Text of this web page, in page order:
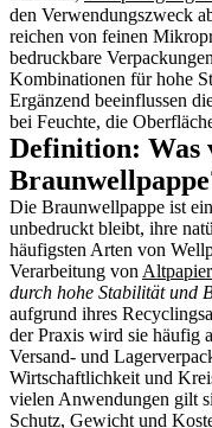
den Verwendungszweck
reichen von feinen
bedruckbare
Kombinationen für hohe
Ergänzend beeinflussen
bei Feuchte, die
Definition: Was
Die Braunwellpappe ist
unbedruckt bleibt, ihre
häufigsten Arten von
Verarbeitung von Altpapier
durch hohe Stabilität und
aufgrund ihres
der Praxis wird sie häufig
Versand- und
Wirtschaftlichkeit und
vielen Anwendungen gilt
Schutz, Gewicht und